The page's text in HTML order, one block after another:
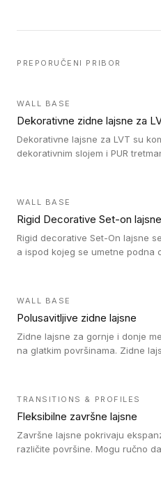
PREPORUČENI PRIBOR
WALL BASE
Dekorativne zidne lajsne za
Dekorativne lajsne za LVT su
dekorativnim slojem i PUR
WALL BASE
Rigid Decorative Set-on lajsne
Rigid decorative Set-On lajsne
a ispod kojeg se umetne podna
WALL BASE
Polusavitljive zidne lajsne
Zidne lajsne za gornje i donje
na glatkim površinama. Zidne
TRANSITIONS & PROFILES
Fleksibilne završne lajsne
Završne lajsne pokrivaju
različite površine. Mogu ručno